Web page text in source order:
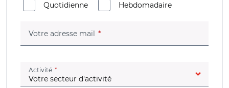
Quotidienne
Hebdomadaire
Votre adresse mail (champ obligatoire)
Activité (champ obligatoire)